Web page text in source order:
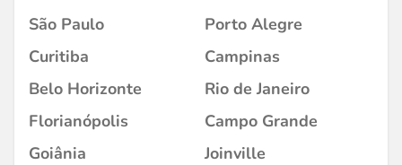
São Paulo
Porto Alegre
Curitiba
Campinas
Belo Horizonte
Rio de Janeiro
Florianópolis
Campo Grande
Goiânia
Joinville